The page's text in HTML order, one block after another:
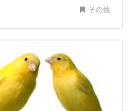
その他